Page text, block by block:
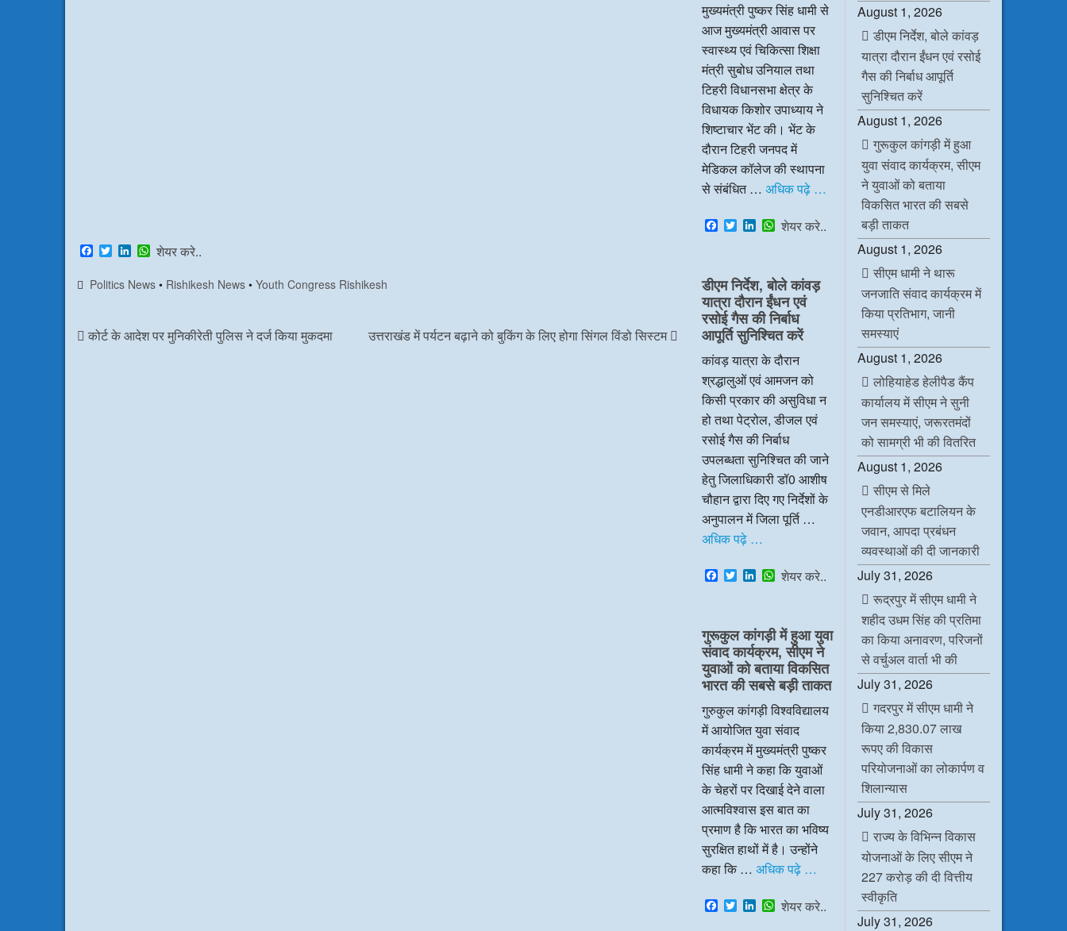
F
a
c
e
o
k
T
w
t
r
L
n
k
n
W
t
p
शेयर करे..
Politics News • Rishikesh News •Youth Congress Rishikesh
कोर्ट के आदेश पर मुनिकीरेती पुलिस ने दर्ज किया मुकदमा उत्तराखंड में पर्यटन बढ़ाने को बुकिंग के लिए होगा सिंगल विंडो सिस्टम
मुख्यमंत्री पुष्कर सिंह धामी से
आज मुख्यमंत्री आवास पर
स्वास्थ्य एवं चिकित्सा शिक्षा
मंत्री सुबोध उनियाल तथा
टिहरी विधानसभा क्षेत्र के
विधायक किशोर उपाध्याय ने
शिष्टाचार भेंट की। भेंट के
दौरान टिहरी जनपद में
मेडिकल कॉलेज की स्थापना
से संबंधित … अधिक पढ़े …
F
a
o
o
k
T
w
t
e
r
L
i
d
I
n
W
h
s
A
p
p
शेयर करे..
डीएम निर्देश, बोले कांवड़
यात्रा दौरान ईंधन एवं
रसोई गैस की निर्बाध
आपूर्ति सुनिश्चित करें
कांवड़ यात्रा के दौरान
श्रद्धालुओं एवं आमजन को
किसी प्रकार की असुविधा न
हो तथा पेट्रोल, डीजल एवं
रसोई गैस की निर्बाध
उपलब्धता सुनिश्चित की जाने
हेतु जिलाधिकारी डॉ0 आशीष
चौहान द्वारा दिए गए निर्देशों के
अनुपालन में जिला पूर्ति …
अधिक पढ़े …
F
a
o
o
k
T
w
e
r
L
i
e
d
I
n
W
h
s
A
p
p
शेयर करे..
गुरूकुल कांगड़ी में हुआ युवा
संवाद कार्यक्रम, सीएम ने
युवाओं को बताया विकसित
भारत की सबसे बड़ी ताकत
गुरुकुल कांगड़ी विश्वविद्यालय
में आयोजित युवा संवाद
कार्यक्रम में मुख्यमंत्री पुष्कर
सिंह धामी ने कहा कि युवाओं
के चेहरों पर दिखाई देने वाला
आत्मविश्वास इस बात का
प्रमाण है कि भारत का भविष्य
सुरक्षित हाथों में है। उन्होंने
कहा कि … अधिक पढ़े …
F
a
T
w
L
i
W
h
शेयर करे..
August 1, 2026
डीएम निर्देश, बोले कांवड़
यात्रा दौरान ईंधन एवं रसोई
गैस की निर्बाध आपूर्ति
सुनिश्चित करें
August 1, 2026
गुरूकुल कांगड़ी में हुआ
युवा संवाद कार्यक्रम, सीएम
ने युवाओं को बताया
विकसित भारत की सबसे
बड़ी ताकत
August 1, 2026
सीएम धामी ने थारू
जनजाति संवाद कार्यक्रम में
किया प्रतिभाग, जानी
समस्याएं
August 1, 2026
लोहियाहेड हेलीपैड कैंप
कार्यालय में सीएम ने सुनी
जन समस्याएं, जरूरतमंदों
को सामग्री भी की वितरित
August 1, 2026
सीएम से मिले
एनडीआरएफ बटालियन के
जवान, आपदा प्रबंधन
व्यवस्थाओं की दी जानकारी
July 31, 2026
रूद्रपुर में सीएम धामी ने
शहीद उधम सिंह की प्रतिमा
का किया अनावरण, परिजनों
से वर्चुअल वार्ता भी की
July 31, 2026
गदरपुर में सीएम धामी ने
किया 2,830.07 लाख
रूपए की विकास
परियोजनाओं का लोकार्पण व
शिलान्यास
July 31, 2026
राज्य के विभिन्न विकास
योजनाओं के लिए सीएम ने
227 करोड़ की दी वित्तीय
स्वीकृति
July 31, 2026